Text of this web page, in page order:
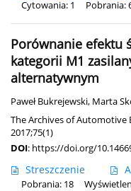
Cytowania: 1
Pobrania:
Porównanie efektu
kategorii M1
alternatywnym
Paweł Bukrejewski, Marta
The Archives of Automotive
2017;75(1)
DOI: https://doi.org/
Streszczenie
Pobrania: 18